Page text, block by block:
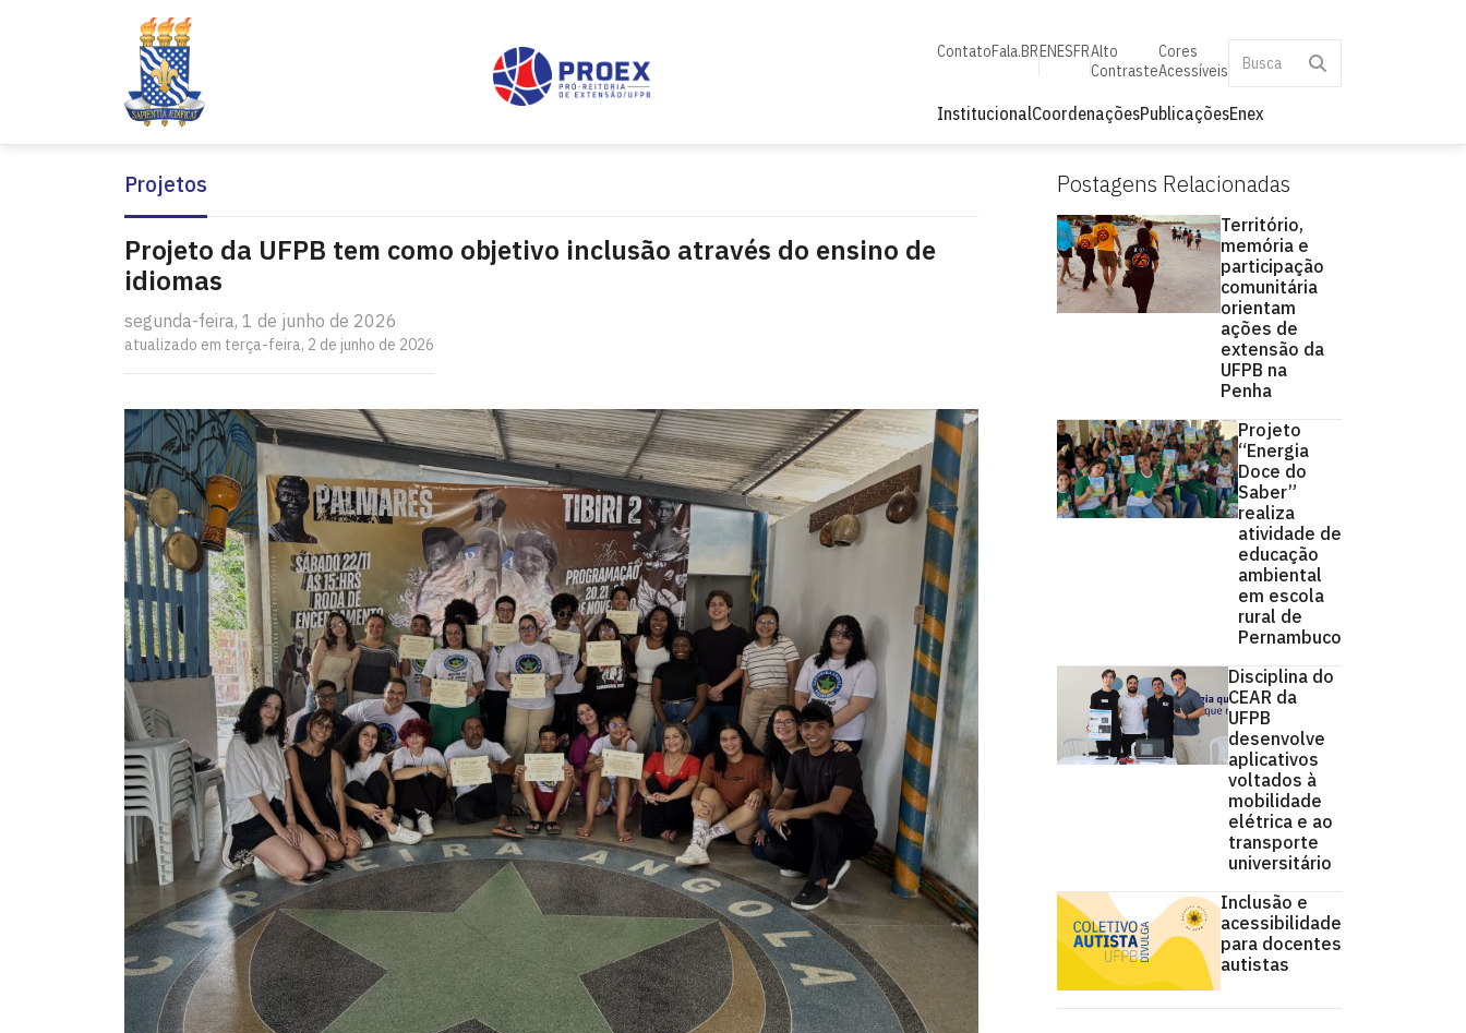
ContatoFala.BRENESFRAlto
Contraste
Cores
Acessíveis
InstitucionalCoordenaçõesPublicaçõesEnex
Postagens Relacionadas
Território,
memória e
participação
comunitária
orientam
ações de
extensão da
UFPB na
Penha
Projeto
“Energia
Doce do
Saber”
realiza
atividade de
educação
ambiental
em escola
rural de
Pernambuco
Disciplina do
CEAR da
UFPB
desenvolve
aplicativos
voltados à
mobilidade
elétrica e ao
transporte
universitário
Inclusão e
acessibilidade
para docentes
autistas
Projetos
Projeto da UFPB tem como objetivo inclusão através do ensino de
idiomas
segunda-feira, 1 de junho de 2026
atualizado em terça-feira, 2 de junho de 2026